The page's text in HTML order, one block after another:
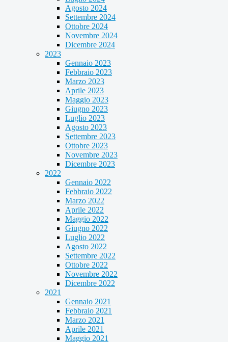
Agosto 2024
Settembre 2024
Ottobre 2024
Novembre 2024
Dicembre 2024
2023
Gennaio 2023
Febbraio 2023
Marzo 2023
Aprile 2023
Maggio 2023
Giugno 2023
Luglio 2023
Agosto 2023
Settembre 2023
Ottobre 2023
Novembre 2023
Dicembre 2023
2022
Gennaio 2022
Febbraio 2022
Marzo 2022
Aprile 2022
Maggio 2022
Giugno 2022
Luglio 2022
Agosto 2022
Settembre 2022
Ottobre 2022
Novembre 2022
Dicembre 2022
2021
Gennaio 2021
Febbraio 2021
Marzo 2021
Aprile 2021
Maggio 2021